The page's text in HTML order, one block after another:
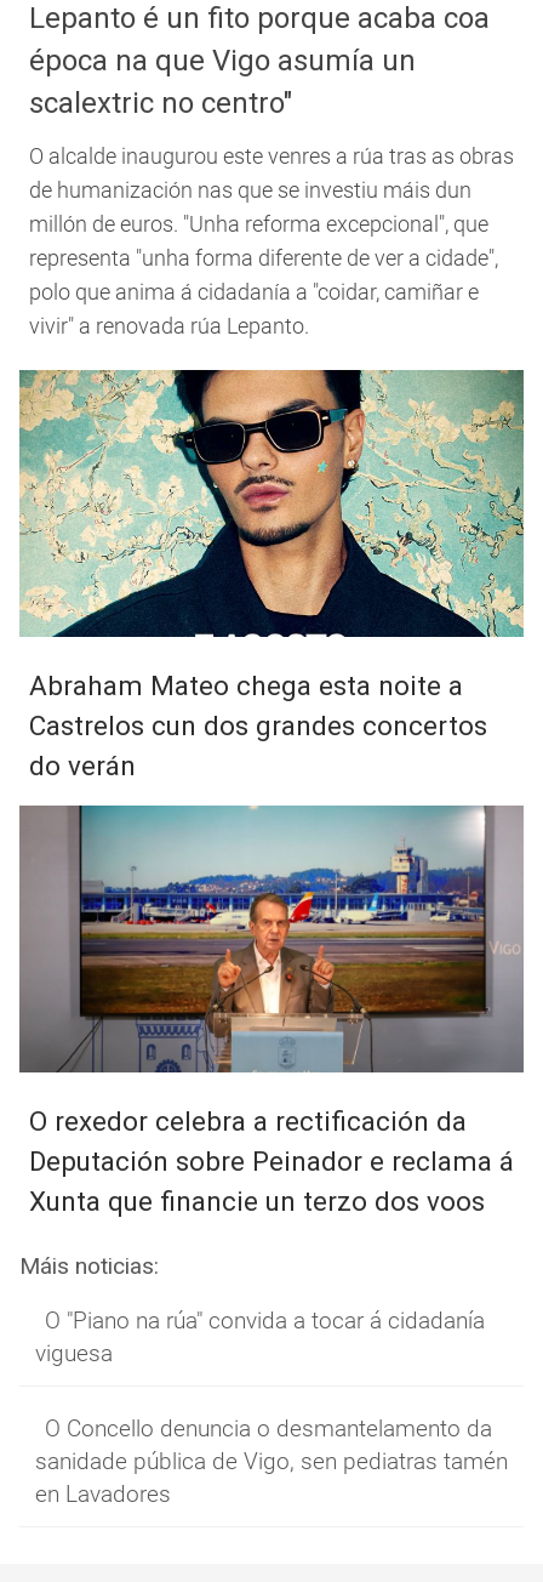
Lepanto é un fito porque acaba coa
época na que Vigo asumía un
scalextric no centro"
O alcalde inaugurou este venres a rúa tras as obras
de humanización nas que se investiu máis dun
millón de euros. "Unha reforma excepcional", que
representa "unha forma diferente de ver a cidade",
polo que anima á cidadanía a "coidar, camiñar e
vivir" a renovada rúa Lepanto.
Abraham Mateo chega esta noite a
Castrelos cun dos grandes concertos
do verán
O rexedor celebra a rectificación da
Deputación sobre Peinador e reclama á
Xunta que financie un terzo dos voos
Máis noticias:
O "Piano na rúa" convida a tocar á cidadanía
viguesa
O Concello denuncia o desmantelamento da
sanidade pública de Vigo, sen pediatras tamén
en Lavadores